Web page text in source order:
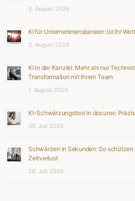
3. August 2026
KI für Unternehmensberater: Ist Ihr
3. August 2026
KI in der Kanzlei: Mehr als nur
Transformation mit Ihrem Team
1. August 2026
KI-Schwärzungstool in docurex:
30. Juli 2026
Schwärzen in Sekunden: So
Zeitverlust
29. Juli 2026